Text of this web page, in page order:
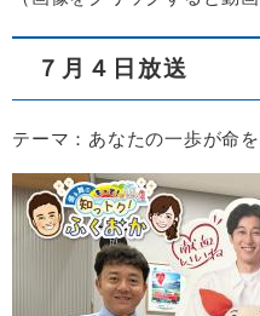
７月４日放送
テーマ：あなたの一歩が命